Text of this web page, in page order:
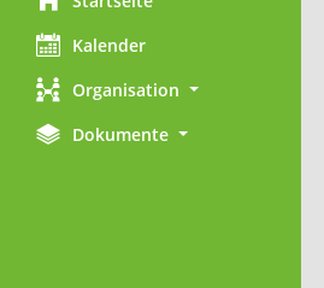
Kalender
Organisation
Dokumente